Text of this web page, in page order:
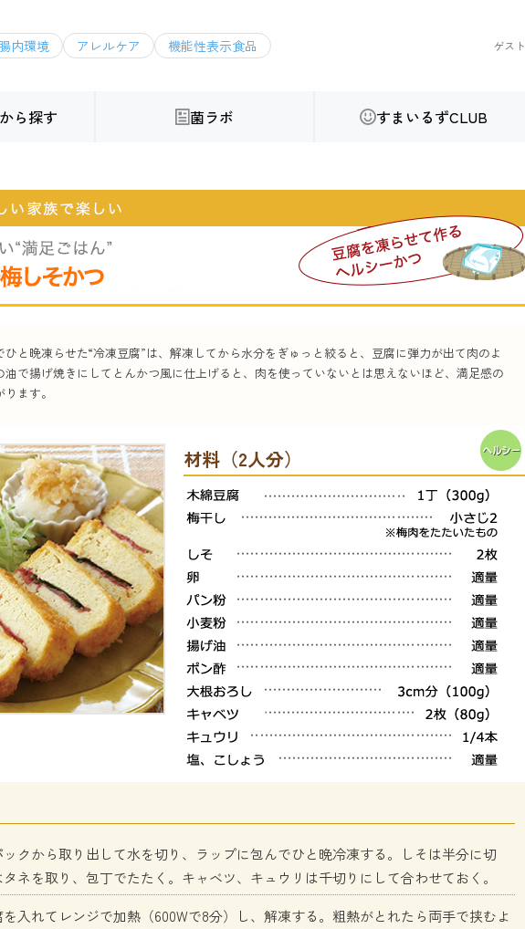
内環境 アレルケア 機能性表示食品 ゲスト
ら探す 菌ラボ すまいるずCLUB
と晩凍らせた“冷凍豆腐”は、解凍してから水分をぎゅっと絞ると、豆腐に弾力が出て肉のよ
油で揚げ焼きにしてとんかつ風に仕上げると、肉を使っていないとは思えないほど、満足感の
ます。
材料（2人分）
クから取り出して水を切り、ラップに包んでひと晩冷凍する。しそは半分に切
ネを取り、包丁でたたく。キャベツ、キュウリは千切りにして合わせておく。
入れてレンジで加熱（600Wで8分）し、解凍する。粗熱がとれたら両手で挟むよ